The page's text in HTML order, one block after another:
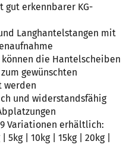
gut erkennbarer KG-
Langhantelstangen mit
die Hantelscheiben
gewünschten
werden
und widerstandsfähig
Variationen erhältlich:
5kg | 10kg | 15kg | 20kg |